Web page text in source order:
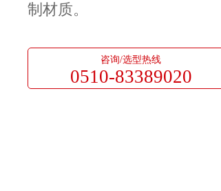
制材质。
咨询/选型热线
0510-83389020